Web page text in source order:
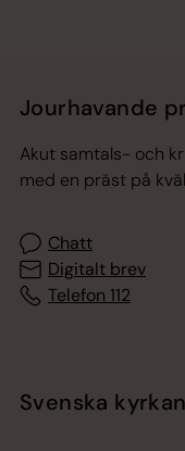
Jourhavande
Akut samtals- och
med en präst på
Chatt
Digitalt brev
Telefon 112
Svenska kyrkan